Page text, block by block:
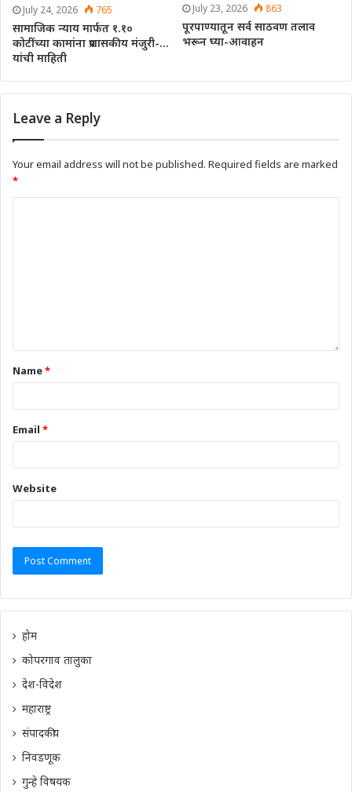
July 24, 2026 765
सामाजिक न्याय मार्फत १.१०
कोटींच्या कामांना प्रशासकीय मंजुरी-…
यांची माहिती
July 23, 2026 863
पूरपाण्यातून सर्व साठवण तलाव
भरून घ्या-आवाहन
Leave a Reply
Your email address will not be published. Required fields are marked
*
Name*
Email *
Website
होम
कोपरगाव तालुका
देश-विदेश
महाराष्ट्र
संपादकीय
निवडणूक
गुन्हे विषयक